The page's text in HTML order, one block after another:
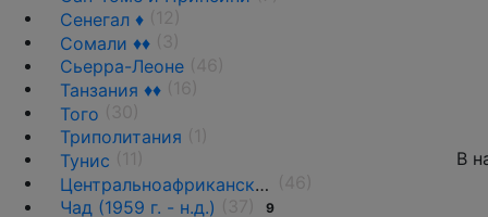
Сенегал ♦
Сомали ♦♦
Сьерра-Леоне
Танзания ♦♦
Того
Триполитания
Тунис
Центральноафриканская Республика ♦♦
Чад (1959 г. - н.д.)
9
В